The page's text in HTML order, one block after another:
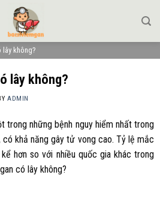
lây không?
lây không?
ADMIN
trong những bệnh nguy hiểm nhất trong
có khả năng gây tử vong cao. Tỷ lệ mắc
hơn so với nhiều quốc gia khác trong
có lây không?